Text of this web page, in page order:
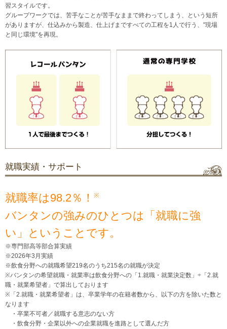
習スタイルです。
グループワークでは、苦手なことが苦手なままで終わってしまう、という短所
がありますが、仕込みから製造、仕上げまですべての工程を1人で行う、"現場
と同じ環境"を再現。
就職実績・サポート
就職率は98.2％！ ※
バンタンの強みのひとつは「就職に強
い」ということです。
※専門部高等部合算実績
※2026年3月実績
※飲食分野への就職希望219名のうち215名の就職が決定
※バンタンの希望就職・就業率は飲食分野への「1.就職・就業決定数」÷「2.就
職・就業希望者」で算出しております
※「2.就職・就業希望者」は、卒業学年の在籍者数から、以下の方を除いた数と
なります
・卒業不可者／就職する意志のない方
・飲食分野・企業以外への企業就職を進路として選んだ方